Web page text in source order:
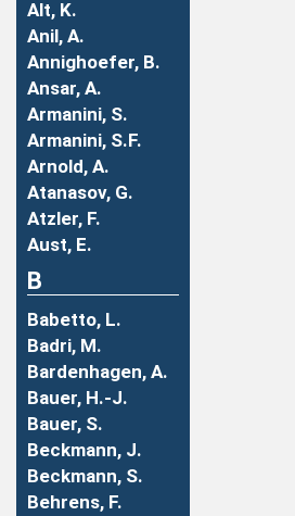
Alt, K.
Anil, A.
Annighoefer, B.
Ansar, A.
Armanini, S.
Armanini, S.F.
Arnold, A.
Atanasov, G.
Atzler, F.
Aust, E.
B
Babetto, L.
Badri, M.
Bardenhagen, A.
Bauer, H.-J.
Bauer, S.
Beckmann, J.
Beckmann, S.
Behrens, F.